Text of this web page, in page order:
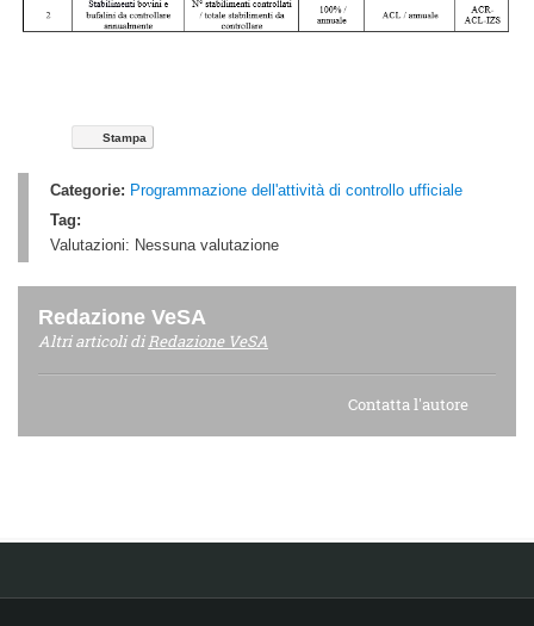
Stampa
Categorie: Programmazione dell'attività di controllo ufficiale
Tag:
Valutazioni: Nessuna valutazione
Redazione VeSA
Altri articoli diRedazione VeSA
Contatta l'autore